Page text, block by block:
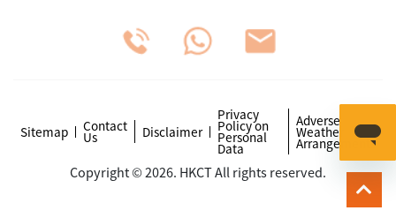
Sitemap Contact
Us Disclaimer
Privacy
Policy on
Personal
Data
Adverse
Weather
Arrangements
Copyright © 2026. HKCT All rights reserved.